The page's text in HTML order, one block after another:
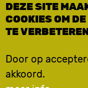
Podcast
Facebook
Instagram
DEZE SITE
COOKIES OM
TE
Door op
akkoord.